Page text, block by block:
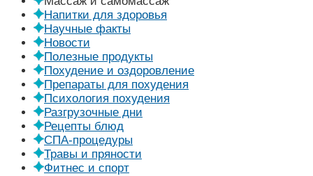
Напитки для здоровья
Научные факты
Новости
Полезные продукты
Похудение и оздоровление
Препараты для похудения
Психология похудения
Разгрузочные дни
Рецепты блюд
СПА-процедуры
Травы и пряности
Фитнес и спорт